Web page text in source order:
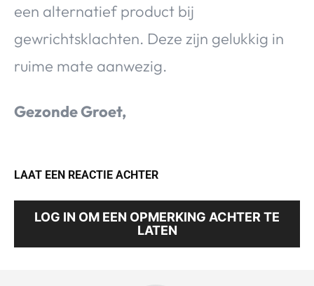
een alternatief product bij
gewrichtsklachten. Deze zijn gelukkig in
ruime mate aanwezig.
Gezonde Groet,
LAAT EEN REACTIE ACHTER
LOG IN OM EEN OPMERKING ACHTER TE
LATEN